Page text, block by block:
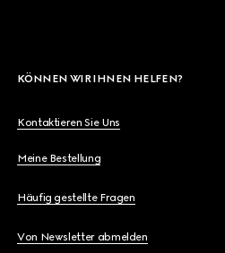
KÖNNEN WIR IHNEN HELFEN?
Kontaktieren Sie Uns
Meine Bestellung
Häufig gestellte Fragen
Von Newsletter abmelden